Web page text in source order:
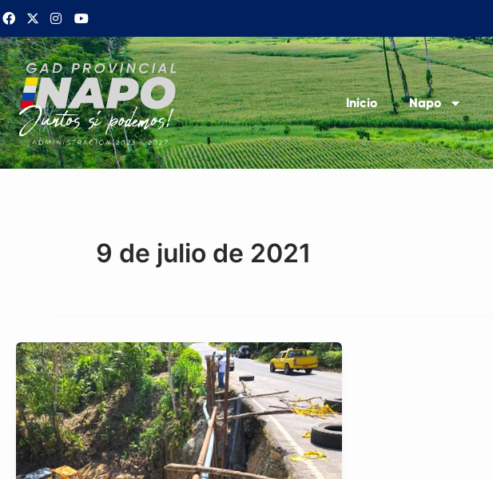
Ir
contenido
Inicio Napo
9 de julio de 2021